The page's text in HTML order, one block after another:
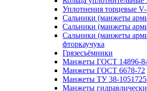
Уплотнения торцевые
Сальники (манжеты
Сальники (манжеты
Сальники (манжеты
фторкаучука
Грязесъёмники
Манжеты ГОСТ 14896-
Манжеты ГОСТ 6678-72
Манжеты ТУ 38-
Манжеты